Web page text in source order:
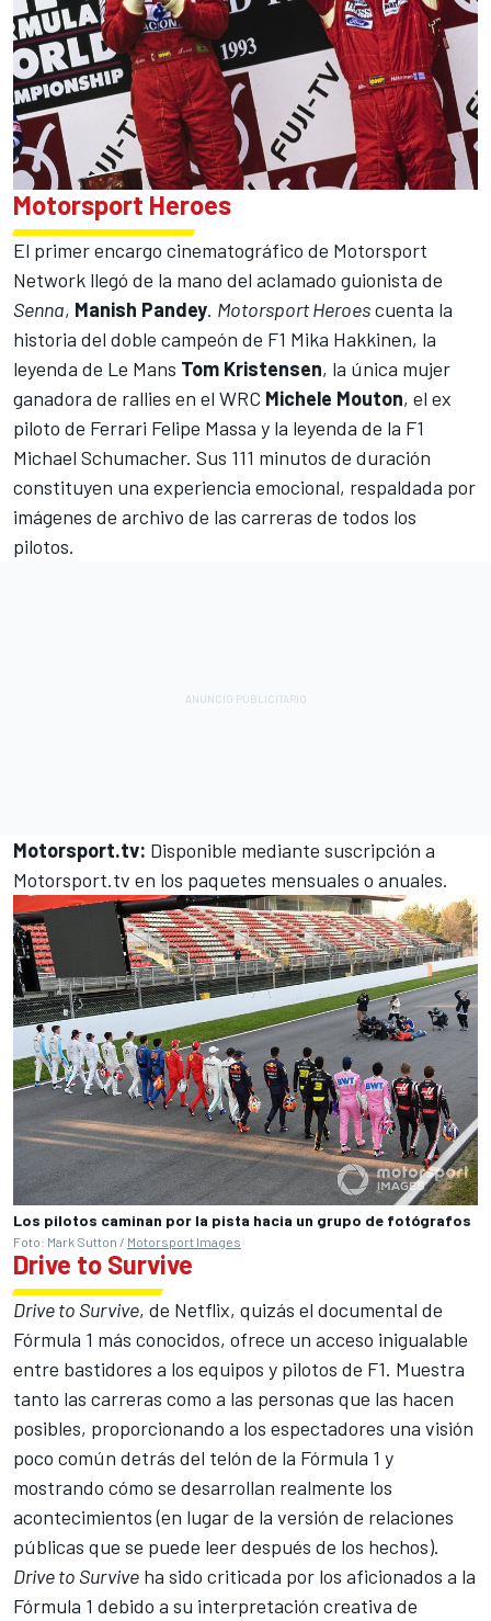
Motorsport Heroes
El primer encargo cinematográfico de Motorsport
Network llegó de la mano del aclamado guionista de
Senna, Manish Pandey. Motorsport Heroescuenta la
historia del doble campeón de F1 Mika Hakkinen, la
leyenda de Le Mans Tom Kristensen, la única mujer
ganadora de rallies en el WRC Michele Mouton, el ex
piloto de Ferrari Felipe Massa y la leyenda de la F1
Michael Schumacher. Sus 111 minutos de duración
constituyen una experiencia emocional, respaldada por
imágenes de archivo de las carreras de todos los
pilotos.
Motorsport.tv: Disponible mediante suscripción a
Motorsport.tv en los paquetes mensuales o anuales.
Los pilotos caminan por la pista hacia un grupo de fotógrafos
Foto: Mark Sutton / Motorsport Images
Drive to Survive
Drive to Survive, de Netflix, quizás el documental de
Fórmula 1 más conocidos, ofrece un acceso inigualable
entre bastidores a los equipos y pilotos de F1. Muestra
tanto las carreras como a las personas que las hacen
posibles, proporcionando a los espectadores una visión
poco común detrás del telón de la Fórmula 1 y
mostrando cómo se desarrollan realmente los
acontecimientos (en lugar de la versión de relaciones
públicas que se puede leer después de los hechos).
Drive to Survive ha sido criticada por los aficionados a la
Fórmula 1 debido a su interpretación creativa de